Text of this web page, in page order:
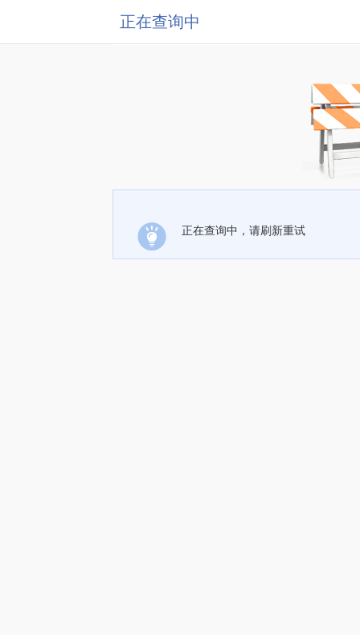
正在查询中
正在查询中，请刷新重试